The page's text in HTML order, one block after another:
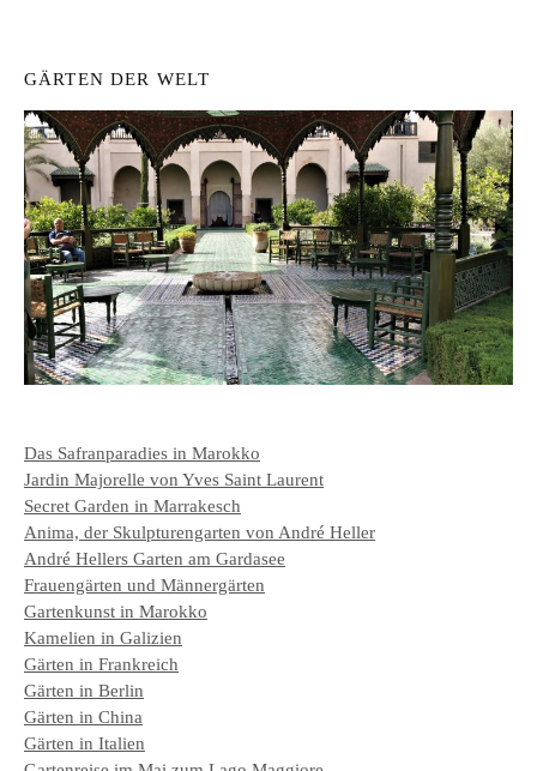
GÄRTEN DER WELT
Das Safranparadies in Marokko
Jardin Majorelle von Yves Saint Laurent
Secret Garden in Marrakesch
Anima, der Skulpturengarten von André Heller
André Hellers Garten am Gardasee
Frauengärten und Männergärten
Gartenkunst in Marokko
Kamelien in Galizien
Gärten in Frankreich
Gärten in Berlin
Gärten in China
Gärten in Italien